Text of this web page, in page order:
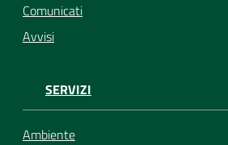
Comunicati
Avvisi
SERVIZI
Ambiente